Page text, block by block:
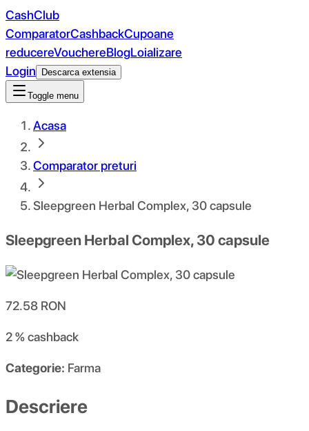
CashClub
ComparatorCashbackCupoane
reducereVouchereBlogLoializare
Login
Descarca extensia
Toggle menu
Acasa
Comparator preturi
Sleepgreen Herbal Complex, 30 capsule
Sleepgreen Herbal Complex, 30 capsule
72.58 RON
2 %cashback
Categorie: Farma
Descriere